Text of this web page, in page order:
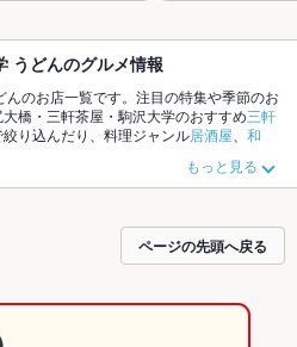
うどんのグルメ情報
のお店一覧です。注目の特集や季節のお
橋・三軒茶屋・駒沢大学のおすすめ三軒
絞り込んだり、料理ジャンル居酒屋
和
メなら、お得なクーポンはもちろん、とっ
理など、お店の最新情報をご紹介してい
にも、デートやパーティーにもお得に便
ださい。
もっと見る
ページの先頭へ戻る